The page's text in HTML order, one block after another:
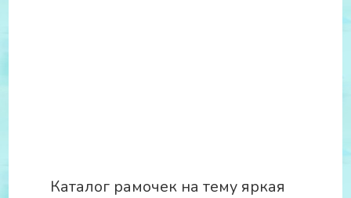
Каталог рамочек на тему яркая